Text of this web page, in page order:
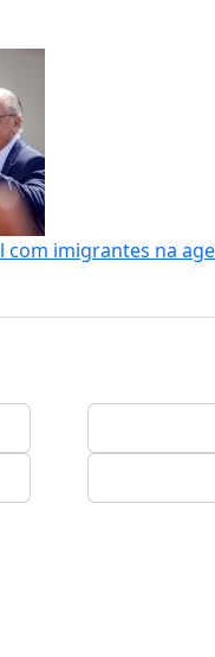
com imigrantes na